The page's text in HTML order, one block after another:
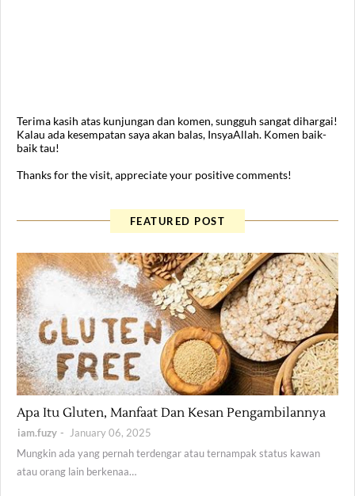
Terima kasih atas kunjungan dan komen, sungguh sangat dihargai!
Kalau ada kesempatan saya akan balas, InsyaAllah. Komen baik-
baik tau!
Thanks for the visit, appreciate your positive comments!
FEATURED POST
Apa Itu Gluten, Manfaat Dan Kesan Pengambilannya
iam.fuzy
January 06, 2025
Mungkin ada yang pernah terdengar atau ternampak status kawan
atau orang lain berkenaa…